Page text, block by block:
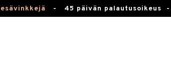
- 45 päivän palautusoikeus -